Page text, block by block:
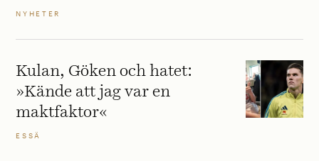
NYHETER
Kulan, Göken och hatet:
»Kände att jag var en
maktfaktor«
ESSÄ